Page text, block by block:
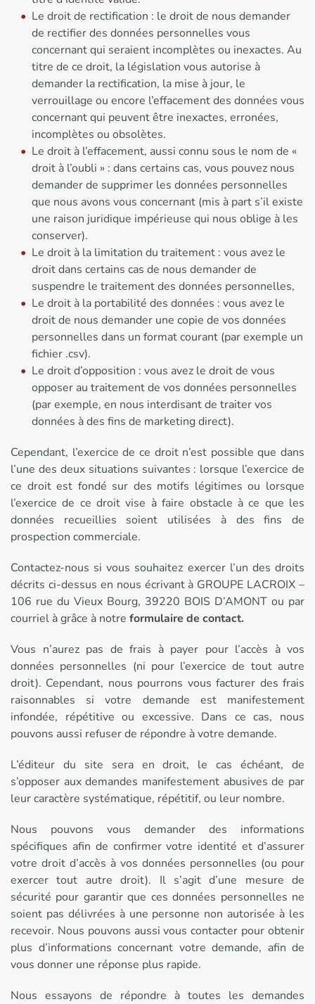
Le droit de rectification : le droit de nous demander
de rectifier des données personnelles vous
concernant qui seraient incomplètes ou inexactes. Au
titre de ce droit, la législation vous autorise à
demander la rectification, la mise à jour, le
verrouillage ou encore l’effacement des données vous
concernant qui peuvent être inexactes, erronées,
incomplètes ou obsolètes.
Le droit à l’effacement, aussi connu sous le nom de «
droit à l’oubli » : dans certains cas, vous pouvez nous
demander de supprimer les données personnelles
que nous avons vous concernant (mis à part s’il existe
une raison juridique impérieuse qui nous oblige à les
conserver).
Le droit à la limitation du traitement : vous avez le
droit dans certains cas de nous demander de
suspendre le traitement des données personnelles,
Le droit à la portabilité des données : vous avez le
droit de nous demander une copie de vos données
personnelles dans un format courant (par exemple un
fichier .csv).
Le droit d’opposition : vous avez le droit de vous
opposer au traitement de vos données personnelles
(par exemple, en nous interdisant de traiter vos
données à des fins de marketing direct).
Cependant, l’exercice de ce droit n’est possible que dans
l’une des deux situations suivantes : lorsque l’exercice de
ce droit est fondé sur des motifs légitimes ou lorsque
l’exercice de ce droit vise à faire obstacle à ce que les
données recueillies soient utilisées à des fins de
prospection commerciale.
Contactez-nous si vous souhaitez exercer l’un des droits
décrits ci-dessus en nous écrivant à GROUPE LACROIX –
106 rue du Vieux Bourg, 39220 BOIS D’AMONT ou par
courriel à grâce à notre formulaire de contact.
Vous n’aurez pas de frais à payer pour l’accès à vos
données personnelles (ni pour l’exercice de tout autre
droit). Cependant, nous pourrons vous facturer des frais
raisonnables si votre demande est manifestement
infondée, répétitive ou excessive. Dans ce cas, nous
pouvons aussi refuser de répondre à votre demande.
L’éditeur du site sera en droit, le cas échéant, de
s’opposer aux demandes manifestement abusives de par
leur caractère systématique, répétitif, ou leur nombre.
Nous pouvons vous demander des informations
spécifiques afin de confirmer votre identité et d’assurer
votre droit d’accès à vos données personnelles (ou pour
exercer tout autre droit). Il s’agit d’une mesure de
sécurité pour garantir que ces données personnelles ne
soient pas délivrées à une personne non autorisée à les
recevoir. Nous pouvons aussi vous contacter pour obtenir
plus d’informations concernant votre demande, afin de
vous donner une réponse plus rapide.
Nous essayons de répondre à toutes les demandes